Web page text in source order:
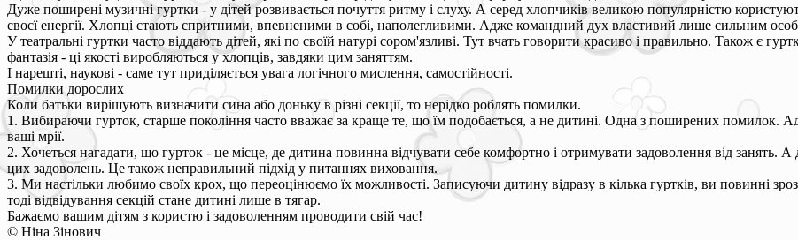
Дуже поширені музичні гуртки - у дітей розвивається почуття ритму і слуху. А серед хлопчиків великою популярністю
своєї енергії. Хлопці стають спритними, впевненими в собі, наполегливими. Адже командний дух властивий лише сильним
У театральні гуртки часто віддають дітей, які по своїй натурі сором'язливі. Тут вчать говорити красиво і правильно. Також є
фантазія - ці якості виробляються у хлопців, завдяки цим заняттям.
І нарешті, наукові - саме тут приділяється увага логічного мислення, самостійності.
Помилки дорослих
Коли батьки вирішують визначити сина або доньку в різні секції, то нерідко роблять помилки.
1. Вибираючи гурток, старше покоління часто вважає за краще те, що їм подобається, а не дитині. Одна з поширених помилок.
ваші мрії.
2. Хочеться нагадати, що гурток - це місце, де дитина повинна відчувати себе комфортно і отримувати задоволення від занять. А
цих задоволень. Це також неправильний підхід у питаннях виховання.
3. Ми настільки любимо своїх крох, що переоцінюємо їх можливості. Записуючи дитину відразу в кілька гуртків, ви повинні
тоді відвідування секцій стане дитині лише в тягар.
Бажаємо вашим дітям з користю і задоволенням проводити свій час!
© Ніна Зінович